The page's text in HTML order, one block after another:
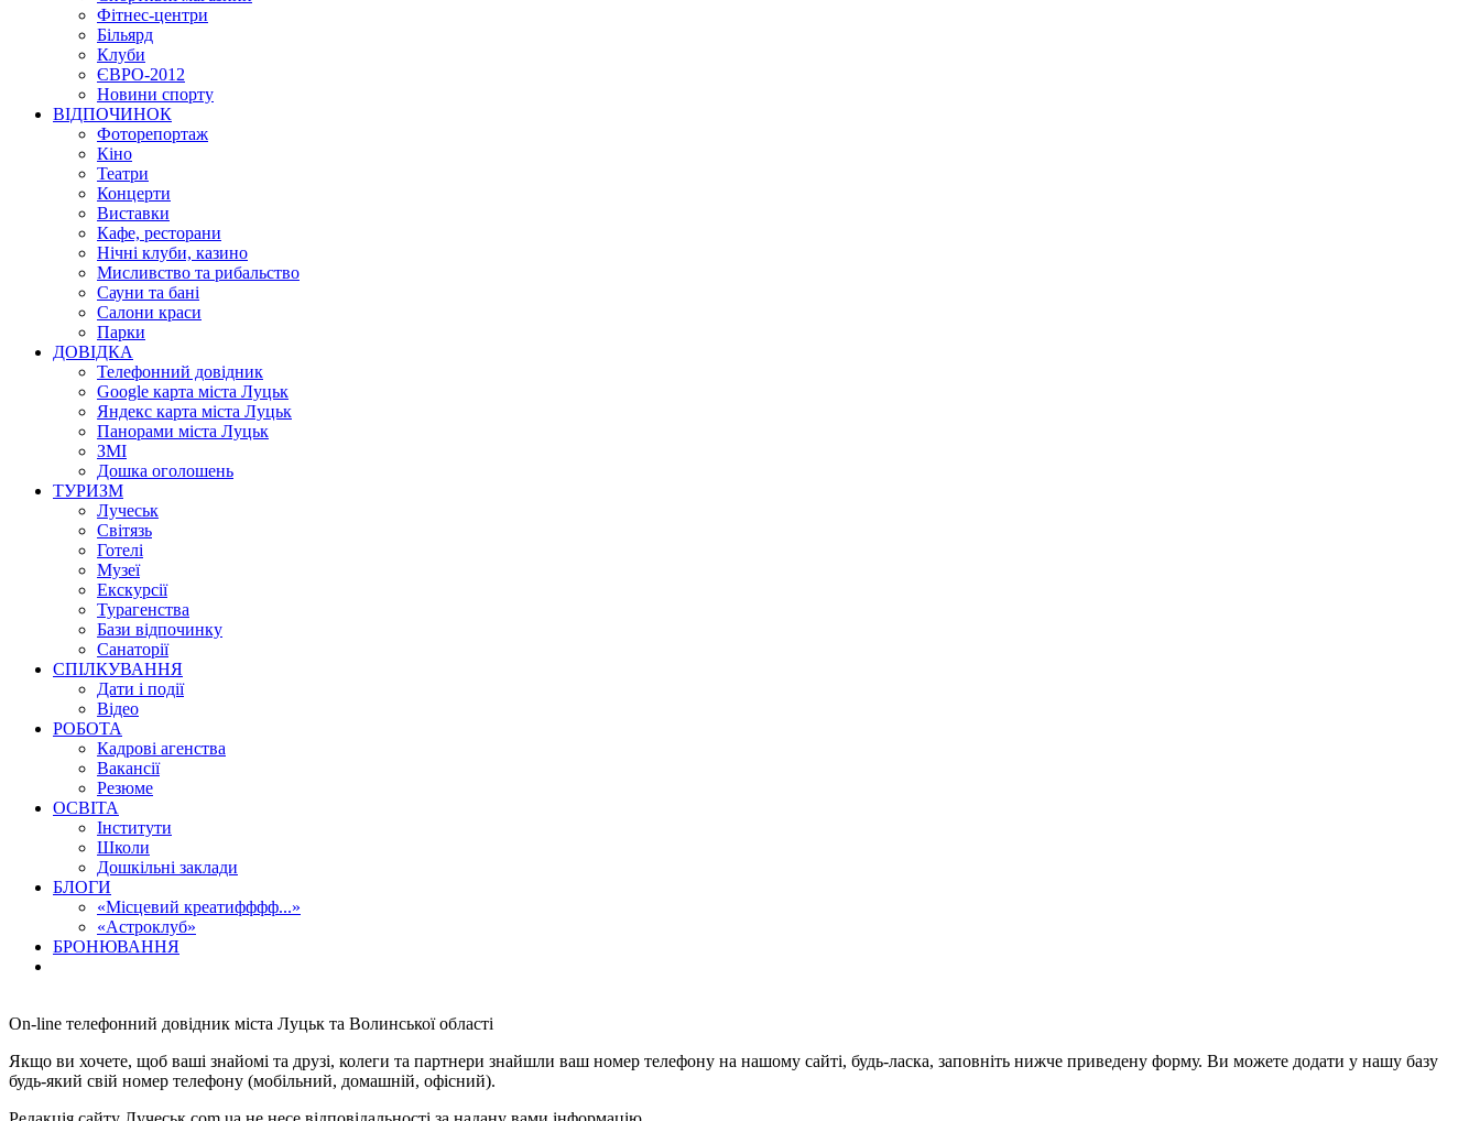
Фітнес-центри
Більярд
Клуби
ЄВРО-2012
Новини спорту
ВІДПОЧИНОК
Фоторепортаж
Кіно
Театри
Концерти
Виставки
Кафе, ресторани
Нічні клуби, казино
Мисливство та рибальство
Сауни та бані
Салони краси
Парки
ДОВІДКА
Телефонний довідник
Google карта міста Луцьк
Яндекс карта міста Луцьк
Панорами міста Луцьк
ЗМІ
Дошка оголошень
ТУРИЗМ
Лучеськ
Світязь
Готелі
Музеї
Екскурсії
Турагенства
Бази відпочинку
Санаторії
СПІЛКУВАННЯ
Дати і події
Відео
РОБОТА
Кадрові агенства
Вакансії
Резюме
ОСВІТА
Інститути
Школи
Дошкільні заклади
БЛОГИ
«Місцевий креатифффф...»
«Астроклуб»
БРОНЮВАННЯ
On-line телефонний довідник міста Луцьк та Волинської області
Якщо ви хочете, щоб ваші знайомі та друзі, колеги та партнери знайшли ваш номер телефону на нашому сайті, будь-ласка, заповніть нижче приведену форму. Ви можете додати у нашу базу
будь-який свій номер телефону (мобільний, домашній, офісний).